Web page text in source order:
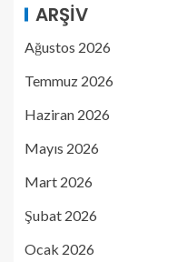
ARŞIV
Ağustos 2026
Temmuz 2026
Haziran 2026
Mayıs 2026
Mart 2026
Şubat 2026
Ocak 2026